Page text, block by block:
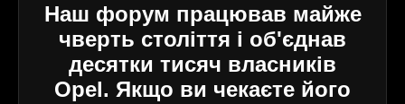
Наш форум працював майже
чверть століття і об'єднав
десятки тисяч власників
Opel. Якщо ви чекаєте його